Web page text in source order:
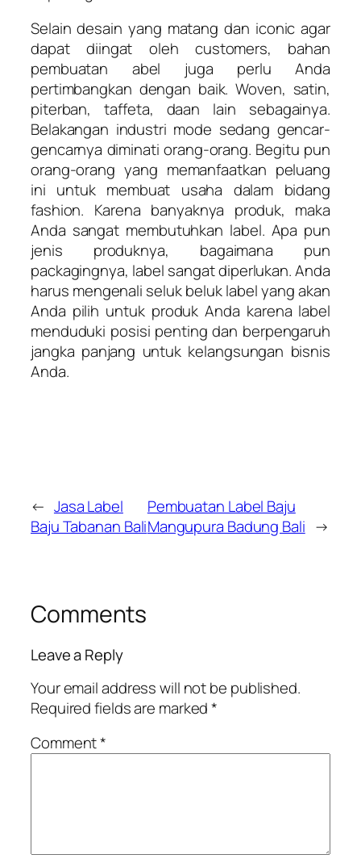
Selain desain yang matang dan iconic agar
dapat diingat oleh customers, bahan
pembuatan abel juga perlu Anda
pertimbangkan dengan baik. Woven, satin,
piterban, taffeta, daan lain sebagainya.
Belakangan industri mode sedang gencar-
gencarnya diminati orang-orang. Begitu pun
orang-orang yang memanfaatkan peluang
ini untuk membuat usaha dalam bidang
fashion. Karena banyaknya produk, maka
Anda sangat membutuhkan label. Apa pun
jenis produknya, bagaimana pun
packagingnya, label sangat diperlukan. Anda
harus mengenali seluk beluk label yang akan
Anda pilih untuk produk Anda karena label
menduduki posisi penting dan berpengaruh
jangka panjang untuk kelangsungan bisnis
Anda.
← Jasa Label
Baju Tabanan Bali
Pembuatan Label Baju
Mangupura Badung Bali →
Comments
Leave a Reply
Your email address will not be published.
Required fields are marked*
Comment*